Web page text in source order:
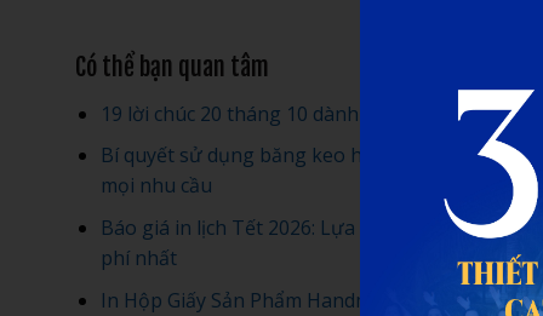
Có thể bạn quan tâm
19 lời chúc 20 tháng 10 dành cho em gái
Bí quyết sử dụng băng keo hai mặt hiệu quả cho
mọi nhu cầu
Báo giá in lịch Tết 2026: Lựa chọn tiết kiệm chi
phí nhất
In Hộp Giấy Sản Phẩm Handmade Độc Đáo Nâng